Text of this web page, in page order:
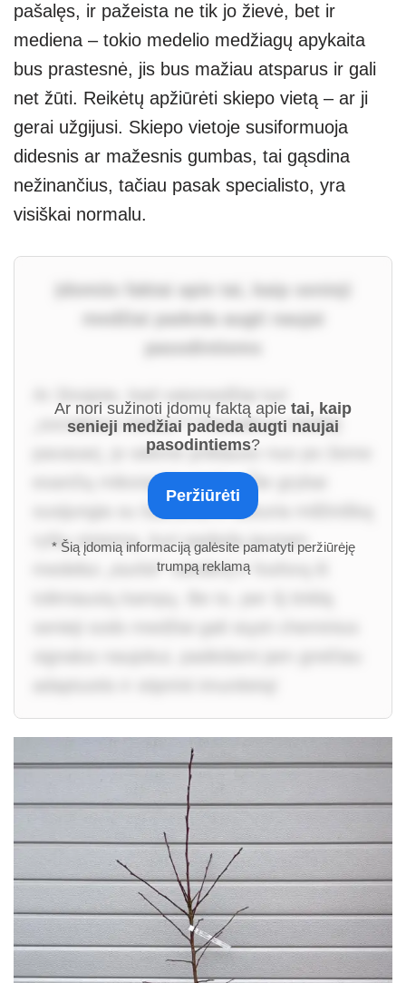
pašalęs, ir pažeista ne tik jo žievė, bet ir
mediena – tokio medelio medžiagų apykaita
bus prastesnė, jis bus mažiau atsparus ir gali
net žūti. Reikėtų apžiūrėti skiepo vietą – ar ji
gerai užgijusi. Skiepo vietoje susiformuoja
didesnis ar mažesnis gumbas, tai gąsdina
nežinančius, tačiau pasak specialisto, yra
visiškai normalu.
Įdomūs faktai apie tai, kaip senieji
medžiai padeda augti naujai
„socialinius tinklus“? Pasodinus medelį
pavasarį, jo sėkmė priklauso nuo po žeme
esančių mikoriginių grybų. Šie grybai
susijungia su šaknimis ir sukuria milžinišką
ryšių sistemą, kuri padeda jaunam
medeliui „siurbti“ vandenį ir fosforą iš
Ar nori sužinoti įdomų faktą apie tai, kaip
senieji medžiai padeda augti naujai
pasodintiems?
Peržiūrėti
* Šią įdomią informaciją galėsite pamatyti peržiūrėję
trumpą reklamą